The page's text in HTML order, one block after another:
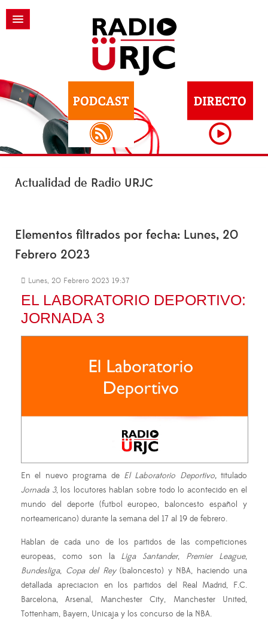
Actualidad de Radio URJC
Elementos filtrados por fecha: Lunes, 20
Febrero 2023
Lunes, 20 Febrero 2023 19:37
EL LABORATORIO DEPORTIVO:
JORNADA 3
En el nuevo programa de El Laboratorio Deportivo,titulado
Jornada 3, los locutores hablan sobre todo lo acontecido en el
mundo del deporte (futbol europeo, baloncesto español y
norteamericano) durante la semana del 17 al 19 de febrero.
Hablan de cada uno de los partidos de las competiciones
europeas, como son la Liga Santander, Premier League,
Bundesliga, Copa del Rey(baloncesto) y NBA, haciendo una
detallada apreciacion en los partidos del Real Madrid, F.C.
Barcelona, Arsenal, Manchester City, Manchester United,
Tottenham, Bayern, Unicaja y los concurso de la NBA.